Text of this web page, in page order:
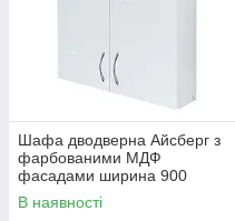
Шафа дводверна Айсберг з
фарбованими МДФ
фасадами ширина 900
МАКСІ-МЕбель (5102710)
В наявності